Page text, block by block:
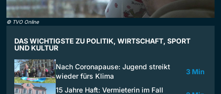
© TVO Online
DAS WICHTIGSTE ZU POLITIK, WIRTSCHAFT, SPORT
UND KULTUR
Nach Coronapause: Jugend streikt
wieder fürs Klima
3 Min
15 Jahre Haft: Vermieterin im Fall